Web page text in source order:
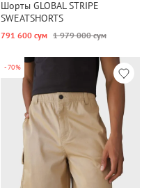
Шорты GLOBAL STRIPE
SWEATSHORTS
791 600 сум 1 979 000 сум
-70%